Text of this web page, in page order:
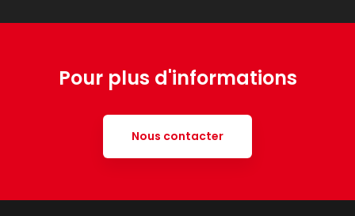
Pour plus d'informations
Nous contacter